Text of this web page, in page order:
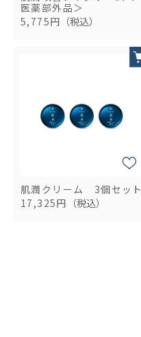
医薬部外品＞
5,775円 （税込）
肌潤クリーム 3個セット
17,325円 （税込）